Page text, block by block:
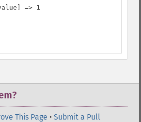
=> 1
This Page • Submit a Pull